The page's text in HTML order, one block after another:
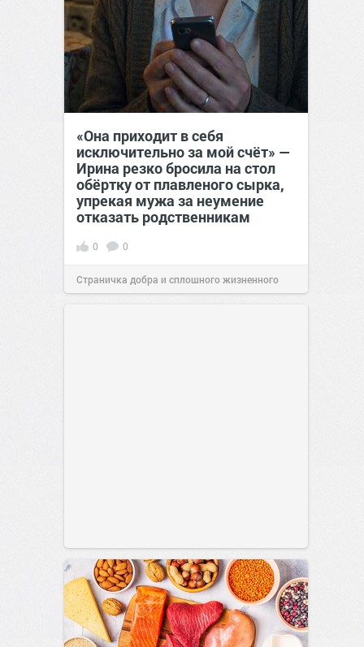
«Она приходит в себя
исключительно за мой счёт» —
Ирина резко бросила на стол
обёртку от плавленого сырка,
упрекая мужа за неумение
отказать родственникам
0 0
Страничка добра и сплошного жизненного